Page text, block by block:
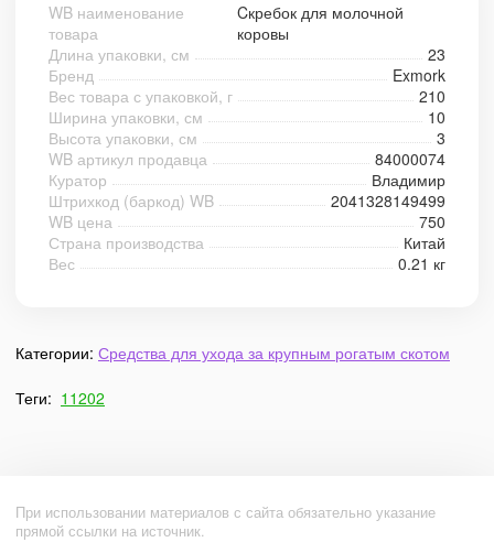
WB наименование
товара
Cкребок для молочной
коровы
Длина упаковки, см
23
Бренд
Exmork
Вес товара с упаковкой, г
210
Ширина упаковки, см
10
Высота упаковки, см
3
WB артикул продавца
84000074
Куратор
Владимир
Штрихкод (баркод) WB
2041328149499
WB цена
750
Страна производства
Китай
Вес
0.21 кг
Категории: Средства для ухода за крупным рогатым скотом
Теги: 11202
При использовании материалов с сайта обязательно указание
прямой ссылки на источник.